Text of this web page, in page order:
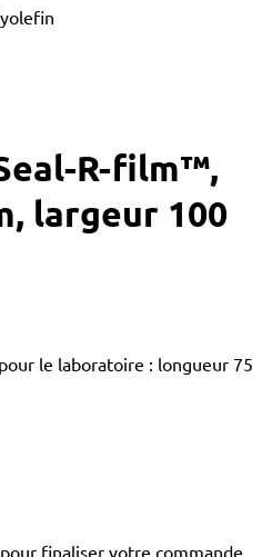
R-film™,
largeur 100
le laboratoire : longueur 75
pour finaliser votre commande.